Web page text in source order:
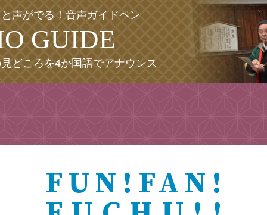
声がでる！ 音声ガイドペン
GUIDE
どころを4か国語でアナウンス
FUN!FAN!